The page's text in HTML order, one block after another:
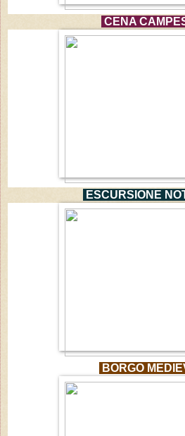
CENA
ESCURSIONE
BORGO